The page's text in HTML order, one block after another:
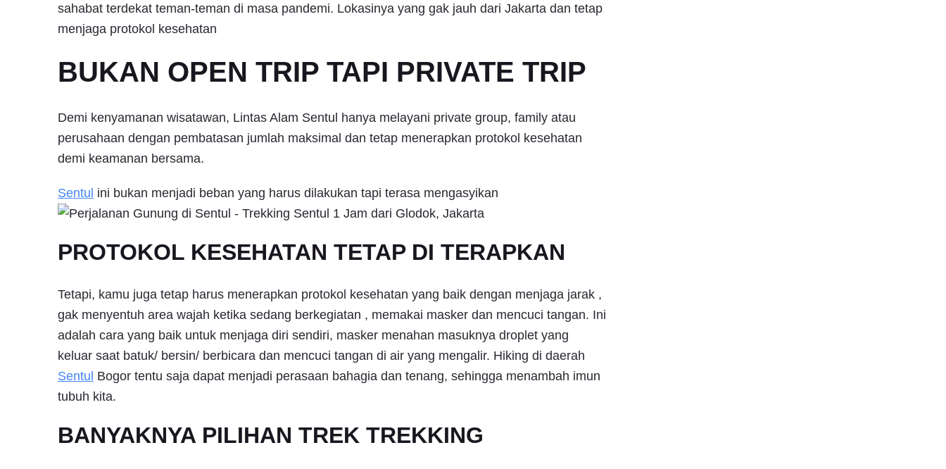
sahabat terdekat teman-teman di masa pandemi. Lokasinya yang gak jauh dari Jakarta dan tetap
menjaga protokol kesehatan
BUKAN OPEN TRIP TAPI PRIVATE TRIP
Demi kenyamanan wisatawan, Lintas Alam Sentul hanya melayani private group, family atau
perusahaan dengan pembatasan jumlah maksimal dan tetap menerapkan protokol kesehatan
demi keamanan bersama.
Sentul ini bukan menjadi beban yang harus dilakukan tapi terasa mengasyikan
PROTOKOL KESEHATAN TETAP DI TERAPKAN
Tetapi, kamu juga tetap harus menerapkan protokol kesehatan yang baik dengan menjaga jarak ,
gak menyentuh area wajah ketika sedang berkegiatan , memakai masker dan mencuci tangan. Ini
adalah cara yang baik untuk menjaga diri sendiri, masker menahan masuknya droplet yang
keluar saat batuk/ bersin/ berbicara dan mencuci tangan di air yang mengalir. Hiking di daerah
Sentul Bogor tentu saja dapat menjadi perasaan bahagia dan tenang, sehingga menambah imun
tubuh kita.
BANYAKNYA PILIHAN TREK TREKKING